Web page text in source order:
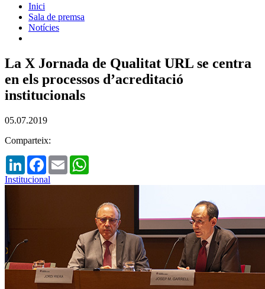
Inici
Sala de premsa
Notícies
La X Jornada de Qualitat URL se centra
en els processos d’acreditació
institucionals
05.07.2019
Comparteix:
LinkedInFacebook
Email
Institucional